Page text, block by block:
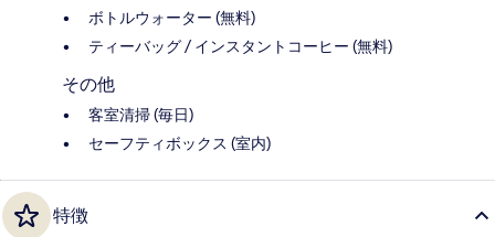
ボトルウォーター (無料)
ティーバッグ / インスタントコーヒー (無料)
その他
客室清掃 (毎日)
セーフティボックス (室内)
特徴